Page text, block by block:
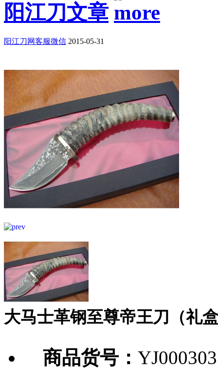
阳江刀文章
阳江刀网客服微信 2015-05-31
大马士革钢至尊帝王刀（礼
商品货号： YJ000303